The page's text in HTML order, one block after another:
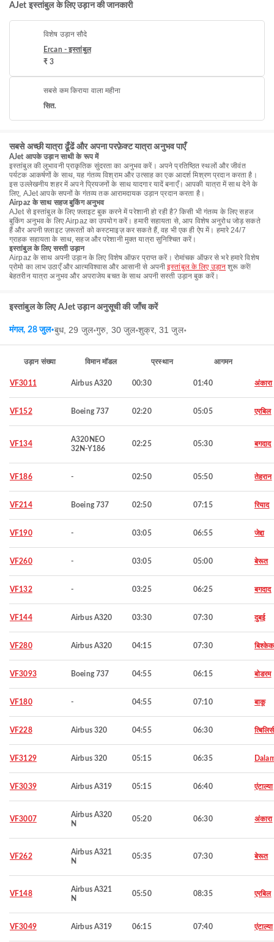
AJet इस्तांबुल के लिए उड़ान की जानकारी
विशेष उड़ान सौदे
Ercan - इस्तांबुल
₹ 3
सबसे कम किराया वाला महीना
सित.
सबसे अच्छी यात्रा ढूँढें और अपना परफ़ेक्ट यात्रा अनुभव पाएँ
AJet आपके उड़ान साथी के रूप में
इस्तांबुल की लुभावनी प्राकृतिक सुंदरता का अनुभव करें। अपने प्रतिष्ठित स्थलों और जीवंत
पर्यटक आकर्षणों के साथ, यह गंतव्य विश्राम और उत्साह का एक आदर्श मिश्रण प्रदान करता है।
इस उल्लेखनीय शहर में अपने प्रियजनों के साथ यादगार यादें बनाएँ। आपकी यात्रा में साथ देने के
लिए, AJet आपके सपनों के गंतव्य तक आरामदायक उड़ान प्रदान करता है।
Airpaz के साथ सहज बुकिंग अनुभव
AJet से इस्तांबुल के लिए फ़्लाइट बुक करने में परेशानी हो रही है? किसी भी गंतव्य के लिए सहज
बुकिंग अनुभव के लिए Airpaz का उपयोग करें। हमारी सहायता से, आप विशेष अनुरोध जोड़ सकते
हैं और अपनी फ़्लाइट ज़रूरतों को कस्टमाइज़ कर सकते हैं, वह भी एक ही ऐप में। हमारे 24/7
ग्राहक सहायता के साथ, सहज और परेशानी मुक्त यात्रा सुनिश्चित करें।
इस्तांबुल के लिए सस्ती उड़ान
Airpaz के साथ अपनी उड़ान के लिए विशेष ऑफ़र प्राप्त करें। रोमांचक ऑफ़र से भरे हमारे विशेष
प्रोमो का लाभ उठाएँ और आत्मविश्वास और आसानी से अपनीइस्तांबुल के लिए उड़ान शुरू करें!
बेहतरीन यात्रा अनुभव और अपराजेय बचत के साथ अपनी सस्ती उड़ान बुक करें।
इस्तांबुल के लिए AJet उड़ान अनुसूची की जाँच करें
मंगल, 28 जुल॰बुध, 29 जुल॰गुरु, 30 जुल॰शुक्र, 31 जुल॰
उड़ान संख्या विमान मॉडल प्रस्थान आगमन
VF3011 Airbus A320 00:30 01:40 अंकारा
VF152 Boeing 737 02:20 05:05 एरबिल
VF134
A320NEO
32N-Y186
02:25 05:30 बगदाद
VF186 - 02:50 05:50 तेहरान
VF214 Boeing 737 02:50 07:15 रियाद
VF190 - 03:05 06:55 जेद्दा
VF260 - 03:05 05:00 बेरूत
VF132 - 03:25 06:25 बगदाद
VF144 Airbus A320 03:30 07:30 दुबई
VF280 Airbus A320 04:15 07:30 बिश्केक
VF3093 Boeing 737 04:55 06:15 बोडरम
VF180 - 04:55 07:10 बाकू
VF228 Airbus 320 04:55 06:30
VF3129 Airbus 320 05:15 06:35
VF3039 Airbus A319 05:15 06:40 एंटाल्या
VF3007
Airbus A320
N
05:20 06:30 अंकारा
VF262
Airbus A321
N
05:35 07:30 बेरूत
VF148
Airbus A321
N
05:50 08:35 एरबिल
VF3049 Airbus A319 06:15 07:40 एंटाल्या